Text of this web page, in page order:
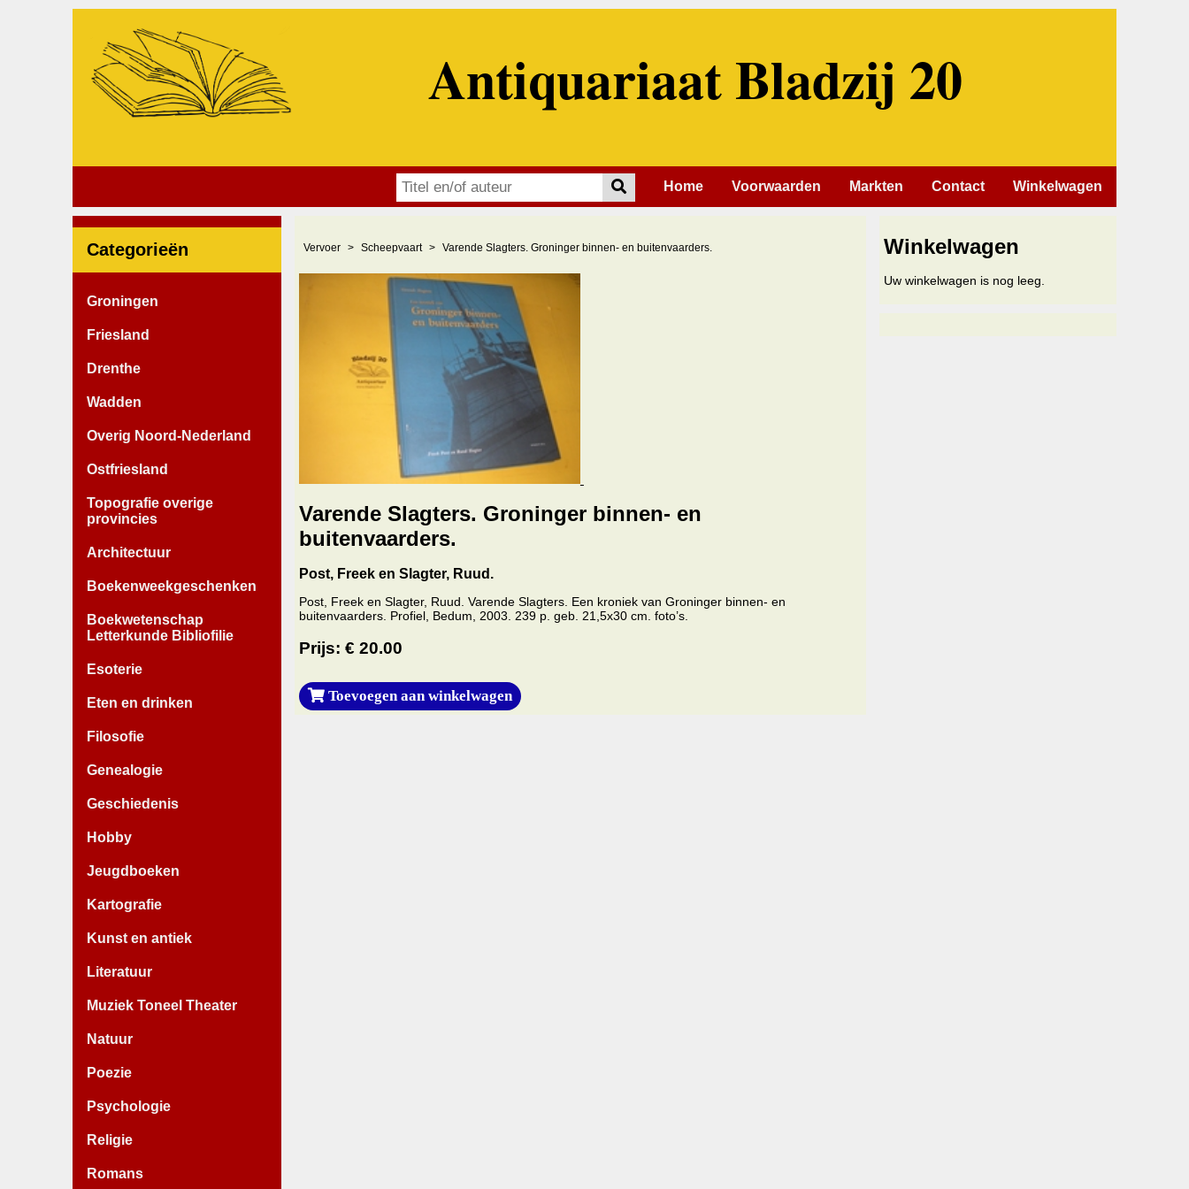
Antiquariaat Bladzij 20
Winkelwagen
Contact
Markten
Voorwaarden
Home
Categorieën
Groningen
Friesland
Drenthe
Wadden
Overig Noord-Nederland
Ostfriesland
Topografie overige
provincies
Architectuur
Boekenweekgeschenken
Boekwetenschap
Letterkunde Bibliofilie
Esoterie
Eten en drinken
Filosofie
Genealogie
Geschiedenis
Hobby
Jeugdboeken
Kartografie
Kunst en antiek
Literatuur
Muziek Toneel Theater
Natuur
Poezie
Psychologie
Religie
Romans
Vervoer Scheepvaart Varende Slagters. Groninger binnen- en buitenvaarders.
Varende Slagters. Groninger binnen- en
buitenvaarders.
Post, Freek en Slagter, Ruud.
Post, Freek en Slagter, Ruud. Varende Slagters. Een kroniek van Groninger binnen- en
buitenvaarders. Profiel, Bedum, 2003. 239 p. geb. 21,5x30 cm. foto’s.
Prijs: € 20.00
Toevoegen aan winkelwagen
Winkelwagen
Uw winkelwagen is nog leeg.